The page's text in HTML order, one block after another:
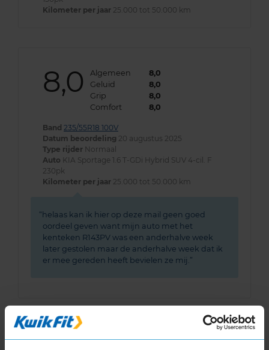
Kilometer per jaar 25.000 tot 50.000 km
8,0 Algemeen
8,0
Geluid
8,0
Grip
8,0
Comfort
8,0
Band 235/55R18 100V
Datum beoordeling 20 augustus 2025
Type rijder Normaal
Auto KIA Sportage 1.6 T-GDi Hybrid SUV 4-cil. F
230pk
Kilometer per jaar 25.000 tot 50.000 km
helaas kan ik hier op deze mail geen goed
oordeel geven want mijn auto met het
kenteken R143PV was een anderhalve week
later gestolen maar de anderhalve week dat ik
er mee gereden heeft bevielen ze mij.